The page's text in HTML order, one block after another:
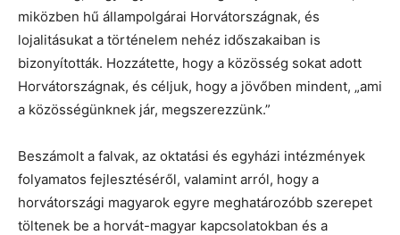
miközben hű állampolgárai Horvátországnak, és
lojalitásukat a történelem nehéz időszakaiban is
bizonyították. Hozzátette, hogy a közösség sokat adott
Horvátországnak, és céljuk, hogy a jövőben mindent, „ami
a közösségünknek jár, megszerezzünk.”
Beszámolt a falvak, az oktatási és egyházi intézmények
folyamatos fejlesztéséről, valamint arról, hogy a
horvátországi magyarok egyre meghatározóbb szerepet
töltenek be a horvát-magyar kapcsolatokban és a